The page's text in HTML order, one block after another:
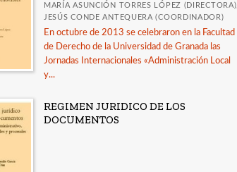
MARÍA ASUNCIÓN TORRES LÓPEZ (DIRECTORA),
JESÚS CONDE ANTEQUERA (COORDINADOR)
En octubre de 2013 se celebraron en la Facultad
de Derecho de la Universidad de Granada las
Jornadas Internacionales «Administración Local
y...
REGIMEN JURIDICO DE LOS
DOCUMENTOS